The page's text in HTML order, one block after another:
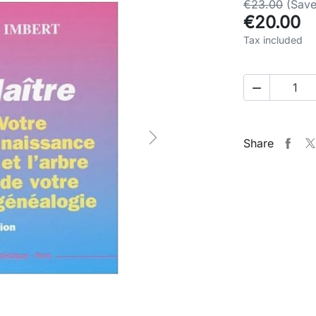
Next
€23.00
€20.00
Tax included

Share